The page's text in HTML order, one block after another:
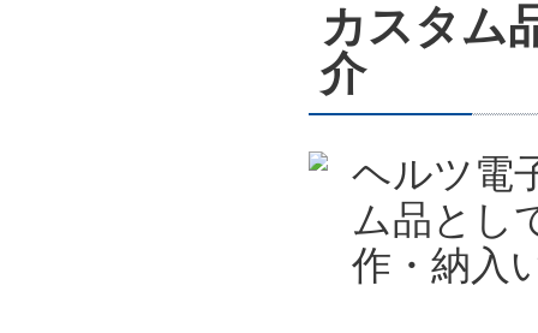
カスタム
介
ヘルツ電
ム品とし
作・納入